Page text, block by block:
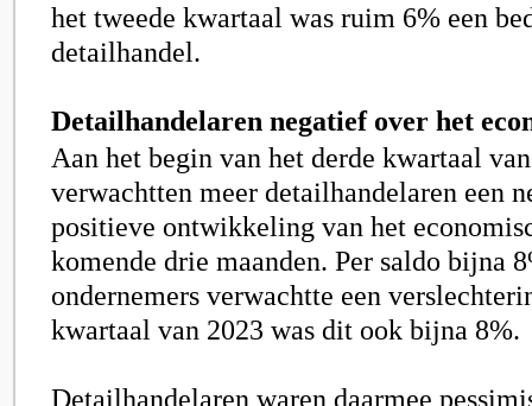
het tweede kwartaal was ruim 6% een
detailhandel.
Detailhandelaren negatief over het
Aan het begin van het derde kwartaal
verwachtten meer detailhandelaren een
positieve ontwikkeling van het
komende drie maanden. Per saldo bijna
ondernemers verwachtte een
kwartaal van 2023 was dit ook bijna 8%.
Detailhandelaren waren daarmee